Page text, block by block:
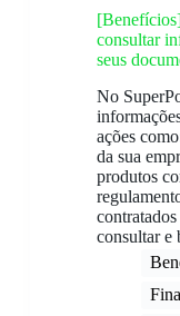
consultar
seus
No
ações
da sua
produtos
consultar